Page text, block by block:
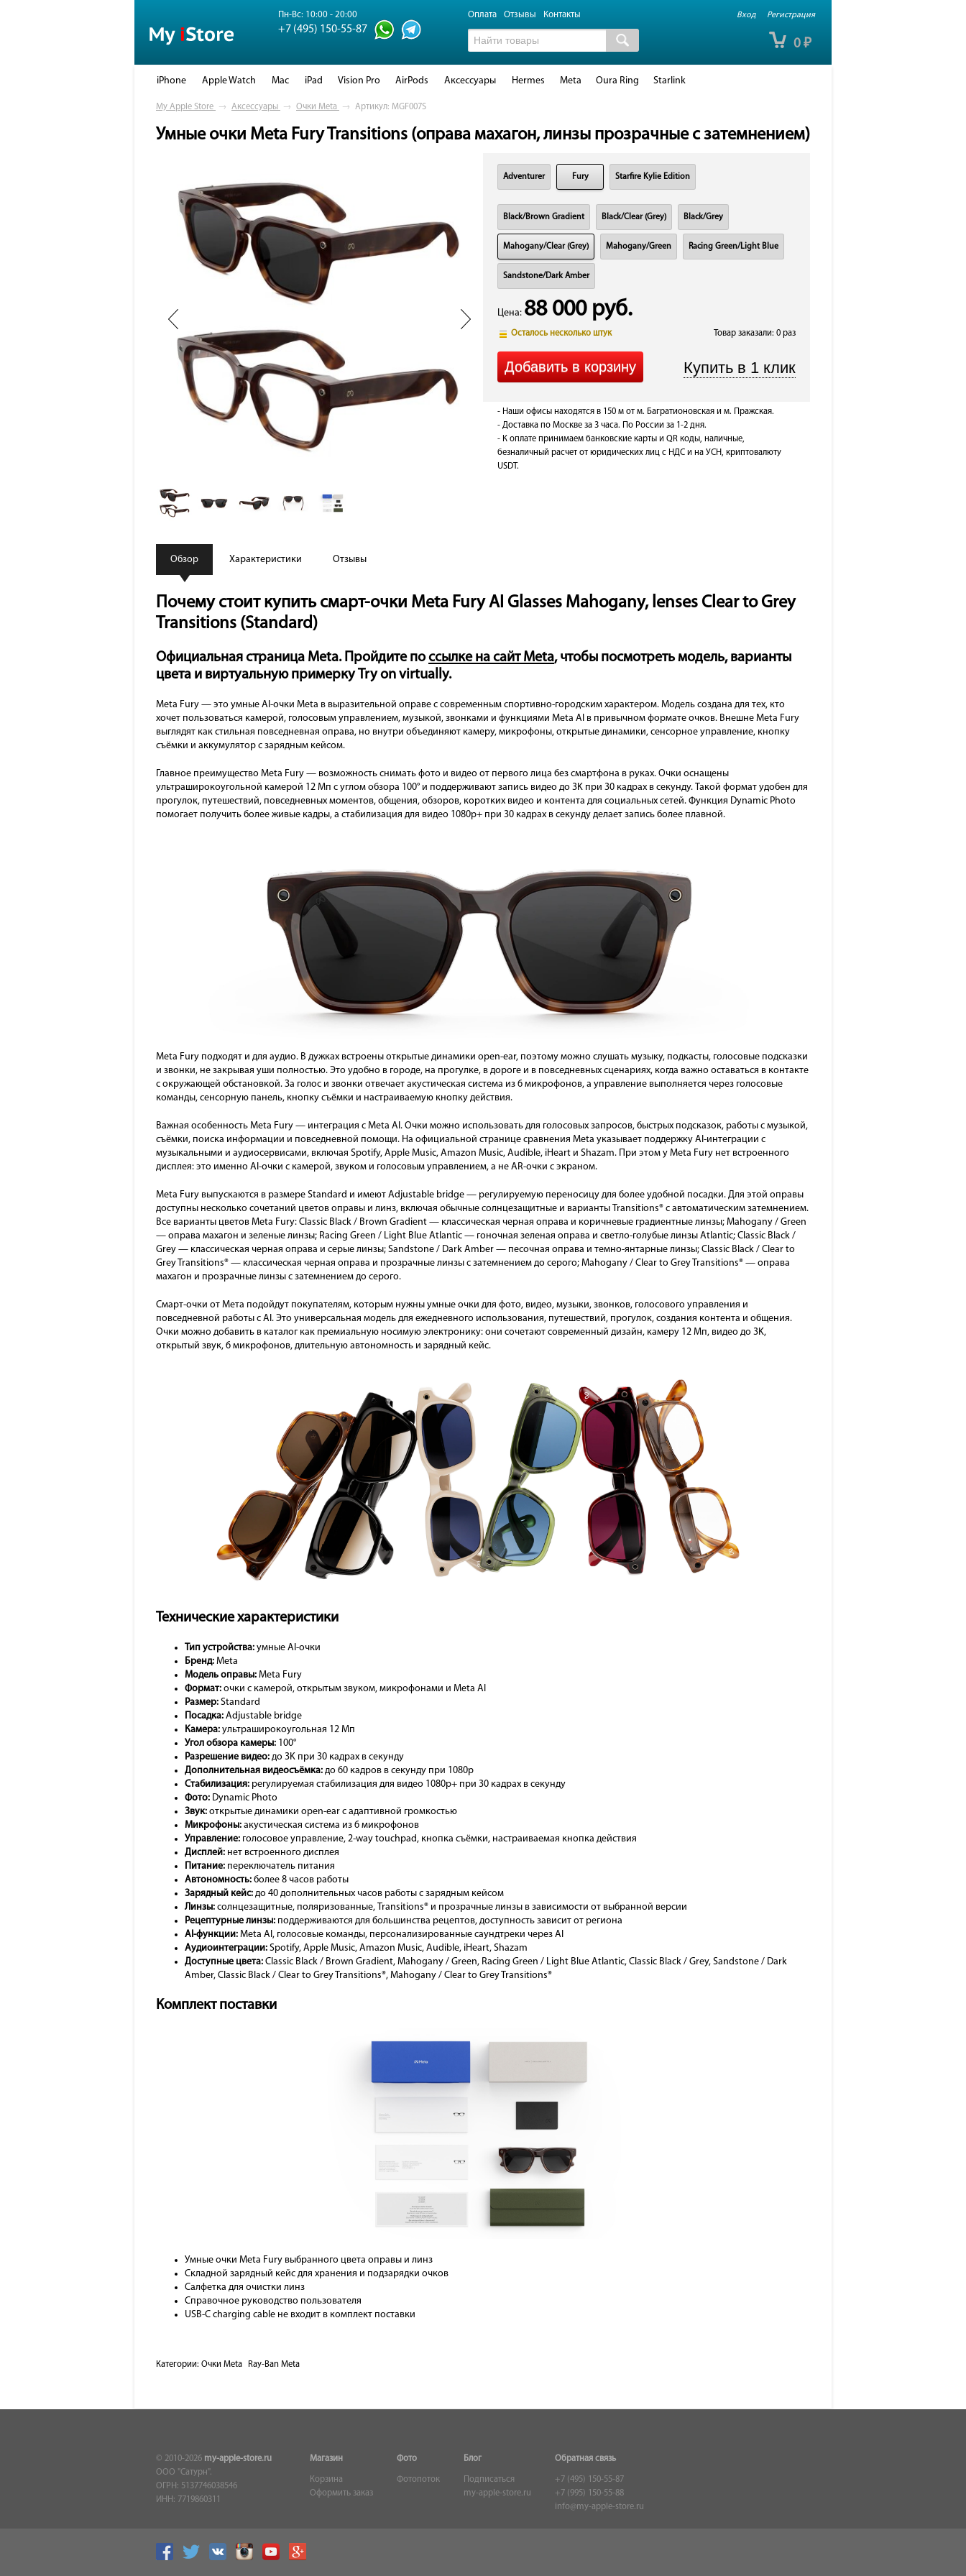
Вход Регистрация
Пн-Вс: 10:00 - 20:00
+7 (495) 150-55-87
Оплата Отзывы Контакты
0 ₽
iPhone Apple Watch Mac iPad Vision Pro AirPods Аксессуары Hermes Meta Oura Ring Starlink
My Apple Store → Аксессуары → Очки Meta → Артикул: MGF007S
Умные очки Meta Fury Transitions (оправа махагон, линзы прозрачные с затемнением)
Adventurer Fury Starfire Kylie Edition
Black/Brown Gradient Black/Clear (Grey) Black/Grey
Mahogany/Clear (Grey) Mahogany/Green Racing Green/Light Blue
Sandstone/Dark Amber
Цена: 88 000 руб.
Осталось несколько штук Товар заказали: 0 раз
- Наши офисы находятся в 150 м от м. Багратионовская и м. Пражская.
- Доставка по Москве за 3 часа. По России за 1-2 дня.
- К оплате принимаем банковские карты и QR коды, наличные,
безналичный расчет от юридических лиц с НДС и на УСН, криптовалюту
USDT.
Обзор Характеристики Отзывы
Почему стоит купить смарт-очки Meta Fury AI Glasses Mahogany, lenses Clear to Grey
Transitions (Standard)
Официальная страница Meta. Пройдите поссылке на сайт Meta, чтобы посмотреть модель, варианты
цвета и виртуальную примерку Try on virtually.
Meta Fury — это умные AI-очки Meta в выразительной оправе с современным спортивно-городским характером. Модель создана для тех, кто
хочет пользоваться камерой, голосовым управлением, музыкой, звонками и функциями Meta AI в привычном формате очков. Внешне Meta Fury
выглядят как стильная повседневная оправа, но внутри объединяют камеру, микрофоны, открытые динамики, сенсорное управление, кнопку
съёмки и аккумулятор с зарядным кейсом.
Главное преимущество Meta Fury — возможность снимать фото и видео от первого лица без смартфона в руках. Очки оснащены
ультраширокоугольной камерой 12 Мп с углом обзора 100° и поддерживают запись видео до 3K при 30 кадрах в секунду. Такой формат удобен для
прогулок, путешествий, повседневных моментов, общения, обзоров, коротких видео и контента для социальных сетей. Функция Dynamic Photo
помогает получить более живые кадры, а стабилизация для видео 1080p+ при 30 кадрах в секунду делает запись более плавной.
Meta Fury подходят и для аудио. В дужках встроены открытые динамики open-ear, поэтому можно слушать музыку, подкасты, голосовые подсказки
и звонки, не закрывая уши полностью. Это удобно в городе, на прогулке, в дороге и в повседневных сценариях, когда важно оставаться в контакте
с окружающей обстановкой. За голос и звонки отвечает акустическая система из 6 микрофонов, а управление выполняется через голосовые
команды, сенсорную панель, кнопку съёмки и настраиваемую кнопку действия.
Важная особенность Meta Fury — интеграция с Meta AI. Очки можно использовать для голосовых запросов, быстрых подсказок, работы с музыкой,
съёмки, поиска информации и повседневной помощи. На официальной странице сравнения Meta указывает поддержку AI-интеграции с
музыкальными и аудиосервисами, включая Spotify, Apple Music, Amazon Music, Audible, iHeart и Shazam. При этом у Meta Fury нет встроенного
дисплея: это именно AI-очки с камерой, звуком и голосовым управлением, а не AR-очки с экраном.
Meta Fury выпускаются в размере Standard и имеют Adjustable bridge — регулируемую переносицу для более удобной посадки. Для этой оправы
доступны несколько сочетаний цветов оправы и линз, включая обычные солнцезащитные и варианты Transitions® с автоматическим затемнением.
Все варианты цветов Meta Fury: Classic Black / Brown Gradient — классическая черная оправа и коричневые градиентные линзы; Mahogany / Green
— оправа махагон и зеленые линзы; Racing Green / Light Blue Atlantic — гоночная зеленая оправа и светло-голубые линзы Atlantic; Classic Black /
Grey — классическая черная оправа и серые линзы; Sandstone / Dark Amber — песочная оправа и темно-янтарные линзы; Classic Black / Clear to
Grey Transitions® — классическая черная оправа и прозрачные линзы с затемнением до серого; Mahogany / Clear to Grey Transitions® — оправа
махагон и прозрачные линзы с затемнением до серого.
Смарт-очки от Мета подойдут покупателям, которым нужны умные очки для фото, видео, музыки, звонков, голосового управления и
повседневной работы с AI. Это универсальная модель для ежедневного использования, путешествий, прогулок, создания контента и общения.
Очки можно добавить в каталог как премиальную носимую электронику: они сочетают современный дизайн, камеру 12 Мп, видео до 3K,
открытый звук, 6 микрофонов, длительную автономность и зарядный кейс.
Технические характеристики
Тип устройства: умные AI-очки
Бренд: Meta
Модель оправы: Meta Fury
Формат: очки с камерой, открытым звуком, микрофонами и Meta AI
Размер: Standard
Посадка: Adjustable bridge
Камера: ультраширокоугольная 12 Мп
Угол обзора камеры: 100°
Разрешение видео: до 3K при 30 кадрах в секунду
Дополнительная видеосъёмка: до 60 кадров в секунду при 1080p
Стабилизация: регулируемая стабилизация для видео 1080p+ при 30 кадрах в секунду
Фото: Dynamic Photo
Звук: открытые динамики open-ear с адаптивной громкостью
Микрофоны: акустическая система из 6 микрофонов
Управление: голосовое управление, 2-way touchpad, кнопка съёмки, настраиваемая кнопка действия
Дисплей: нет встроенного дисплея
Питание: переключатель питания
Автономность: более 8 часов работы
Зарядный кейс: до 40 дополнительных часов работы с зарядным кейсом
Линзы: солнцезащитные, поляризованные, Transitions® и прозрачные линзы в зависимости от выбранной версии
Рецептурные линзы: поддерживаются для большинства рецептов, доступность зависит от региона
AI-функции: Meta AI, голосовые команды, персонализированные саундтреки через AI
Аудиоинтеграции: Spotify, Apple Music, Amazon Music, Audible, iHeart, Shazam
Доступные цвета: Classic Black / Brown Gradient, Mahogany / Green, Racing Green / Light Blue Atlantic, Classic Black / Grey, Sandstone / Dark
Amber, Classic Black / Clear to Grey Transitions®, Mahogany / Clear to Grey Transitions®
Комплект поставки
Умные очки Meta Fury выбранного цвета оправы и линз
Складной зарядный кейс для хранения и подзарядки очков
Салфетка для очистки линз
Справочное руководство пользователя
USB-C charging cable не входит в комплект поставки
Категории: Очки Meta Ray-Ban Meta
© 2010-2026 my-apple-store.ru
ООО "Сатурн".
ОГРН: 5137746038546
ИНН: 7719860311
Магазин
Корзина
Оформить заказ
Фото
Фотопоток
Блог
Подписаться
my-apple-store.ru
Обратная связь
+7 (495) 150-55-87
+7 (995) 150-55-88
info@my-apple-store.ru